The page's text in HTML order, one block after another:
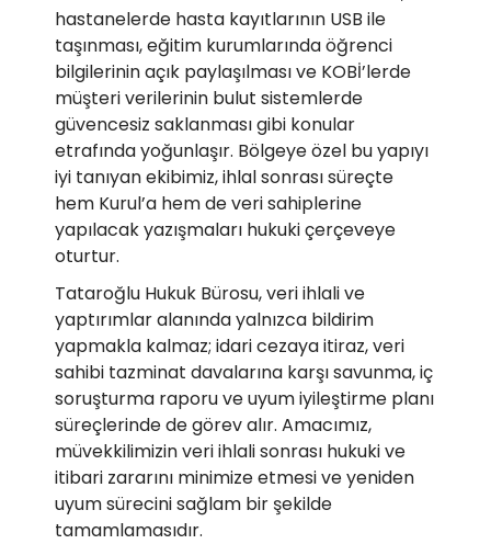
hastanelerde hasta kayıtlarının USB ile
taşınması, eğitim kurumlarında öğrenci
bilgilerinin açık paylaşılması ve KOBİ’lerde
müşteri verilerinin bulut sistemlerde
güvencesiz saklanması gibi konular
etrafında yoğunlaşır. Bölgeye özel bu yapıyı
iyi tanıyan ekibimiz, ihlal sonrası süreçte
hem Kurul’a hem de veri sahiplerine
yapılacak yazışmaları hukuki çerçeveye
oturtur.
Tataroğlu Hukuk Bürosu, veri ihlali ve
yaptırımlar alanında yalnızca bildirim
yapmakla kalmaz; idari cezaya itiraz, veri
sahibi tazminat davalarına karşı savunma, iç
soruşturma raporu ve uyum iyileştirme planı
süreçlerinde de görev alır. Amacımız,
müvekkilimizin veri ihlali sonrası hukuki ve
itibari zararını minimize etmesi ve yeniden
uyum sürecini sağlam bir şekilde
tamamlamasıdır.